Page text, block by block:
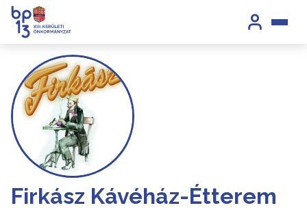
Firkász Kávéház-Étterem